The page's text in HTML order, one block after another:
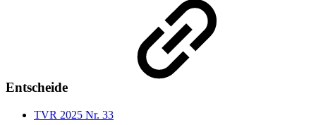
Entscheide
TVR 2025 Nr. 33